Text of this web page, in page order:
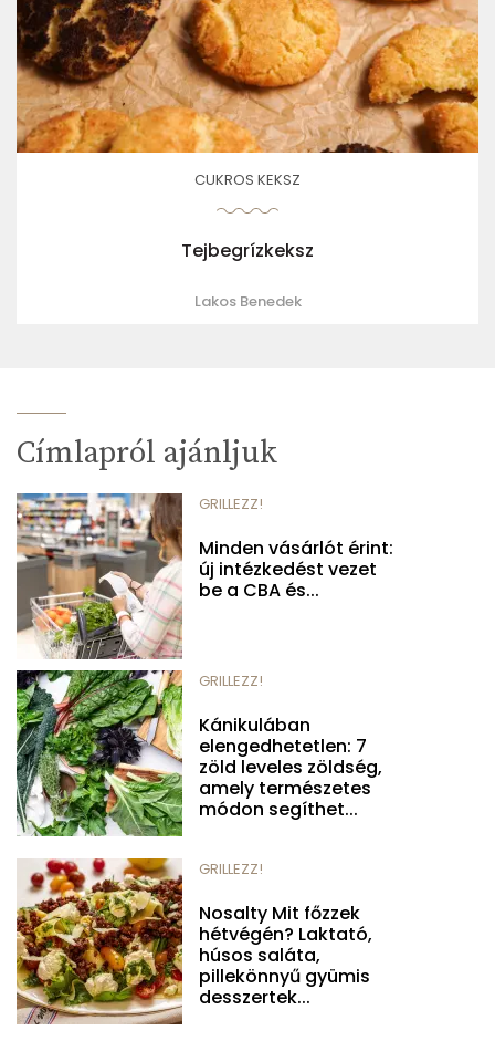
CUKROS KEKSZ
Tejbegrízkeksz
Lakos Benedek
Címlapról ajánljuk
GRILLEZZ!
Minden vásárlót érint:
új intézkedést vezet
be a CBA és...
GRILLEZZ!
Kánikulában
elengedhetetlen: 7
zöld leveles zöldség,
amely természetes
módon segíthet...
GRILLEZZ!
Nosalty Mit főzzek
hétvégén? Laktató,
húsos saláta,
pillekönnyű gyümis
desszertek...